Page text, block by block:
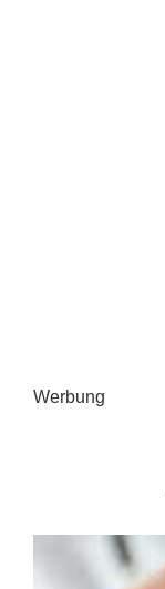
Werbung